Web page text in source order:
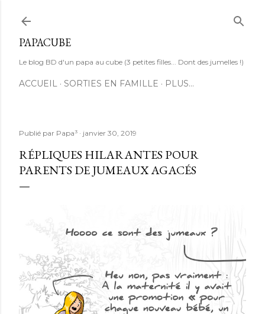
PAPACUBE
Le blog BD d'un papa au cube (3 petites filles... Dont des jumelles !)
ACCUEIL SORTIES EN FAMILLE PLUS…
Publié par Papa³ janvier 30, 2019
RÉPLIQUES HILARANTES POUR
PARENTS DE JUMEAUX AGACÉS